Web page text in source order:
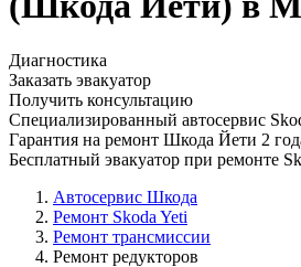
Диагностика
Заказать эвакуатор
Получить консультацию
Специализированный автосервис
Гарантия на ремонт Шкода Йети 2
Бесплатный эвакуатор при ремонте
Автосервис Шкода
Ремонт Skoda Yeti
Ремонт трансмиссии
Ремонт редукторов